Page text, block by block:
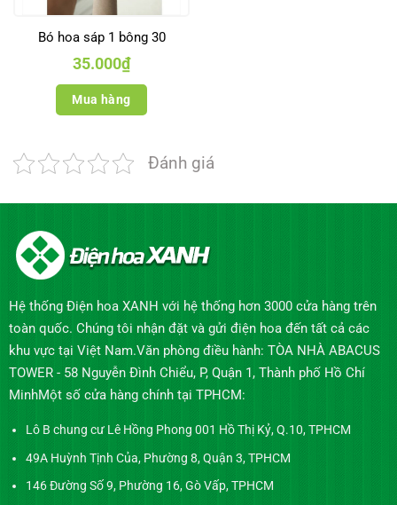
Bó hoa sáp 1 bông 30
35.000₫
Mua hàng
Đánh giá
Hệ thống Điện hoa XANH với hệ thống hơn 3000 cửa hàng trên
toàn quốc. Chúng tôi nhận đặt và gửi điện hoa đến tất cả các
khu vực tại Việt Nam.Văn phòng điều hành: TÒA NHÀ ABACUS
TOWER - 58 Nguyễn Đình Chiểu, P, Quận 1, Thành phố Hồ Chí
MinhMột số cửa hàng chính tại TPHCM:
Lô B chung cư Lê Hồng Phong 001 Hồ Thị Kỷ, Q.10, TPHCM
49A Huỳnh Tịnh Của, Phường 8, Quận 3, TPHCM
146 Đường Số 9, Phường 16, Gò Vấp, TPHCM